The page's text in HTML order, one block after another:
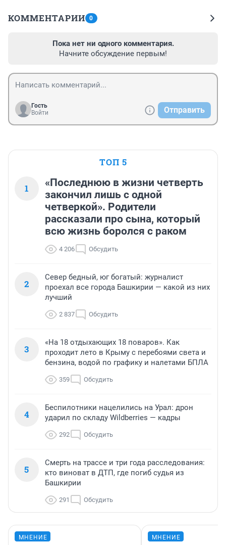
КОММЕНТАРИИ 0
Пока нет ни одного комментария.
Начните обсуждение первым!
Гость
Войти
Отправить
ТОП 5
1
«Последнюю в жизни четверть
закончил лишь с одной
четверкой». Родители
рассказали про сына, который
всю жизнь боролся с раком
4 206 Обсудить
2
Север бедный, юг богатый: журналист
проехал все города Башкирии — какой из них
лучший
2 837 Обсудить
3
«На 18 отдыхающих 18 поваров». Как
проходит лето в Крыму с перебоями света и
бензина, водой по графику и налетами БПЛА
359 Обсудить
4
Беспилотники нацелились на Урал: дрон
ударил по складу Wildberries — кадры
292 Обсудить
5
Смерть на трассе и три года расследования:
кто виноват в ДТП, где погиб судья из
Башкирии
291 Обсудить
МНЕНИЕ МНЕНИЕ